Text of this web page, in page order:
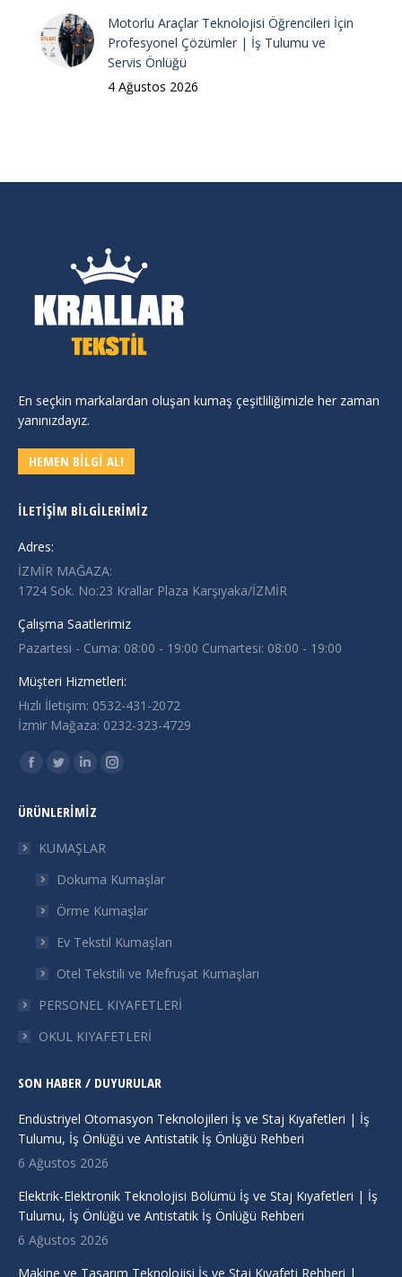
Motorlu Araçlar Teknolojisi Öğrencileri İçin
Profesyonel Çözümler | İş Tulumu ve
Servis Önlüğü
4 Ağustos 2026
En seçkin markalardan oluşan kumaş çeşitliliğimizle her zaman
yanınızdayız.
HEMEN BİLGİ AL!
İLETIŞIM BILGILERIMIZ
Adres:
İZMİR MAĞAZA:
1724 Sok. No:23 Krallar Plaza Karşıyaka/İZMİR
Çalışma Saatlerimiz
Pazartesi - Cuma: 08:00 - 19:00 Cumartesi: 08:00 - 19:00
Müşteri Hizmetleri:
Hızlı İletişim: 0532-431-2072
İzmir Mağaza: 0232-323-4729
Find us on:
Facebook
opens
window
Twitter
opens
in
window
Linkedin
opens
in
window
Instagram
window
ÜRÜNLERIMIZ
KUMAŞLAR
Dokuma Kumaşlar
Örme Kumaşlar
Ev Tekstil Kumaşları
Otel Tekstili ve Mefruşat Kumaşları
PERSONEL KIYAFETLERİ
OKUL KIYAFETLERİ
SON HABER / DUYURULAR
Endüstriyel Otomasyon Teknolojileri İş ve Staj Kıyafetleri | İş
Tulumu, İş Önlüğü ve Antistatik İş Önlüğü Rehberi
6 Ağustos 2026
Elektrik-Elektronik Teknolojisi Bölümü İş ve Staj Kıyafetleri | İş
Tulumu, İş Önlüğü ve Antistatik İş Önlüğü Rehberi
6 Ağustos 2026
Makine ve Tasarım Teknolojisi İş ve Staj Kıyafeti Rehberi |